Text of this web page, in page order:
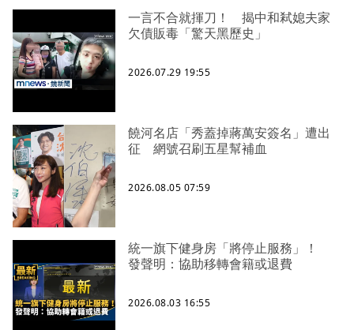
一言不合就揮刀！ 揭中和弒媳夫家
欠債販毒「驚天黑歷史」
2026.07.29 19:55
饒河名店「秀蓋掉蔣萬安簽名」遭出
征 網號召刷五星幫補血
2026.08.05 07:59
統一旗下健身房「將停止服務」！
發聲明：協助移轉會籍或退費
2026.08.03 16:55